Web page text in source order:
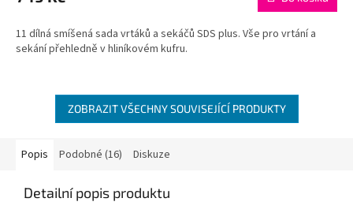
11 dílná smíšená sada vrtáků a sekáčů SDS plus. Vše pro vrtání a
sekání přehledně v hliníkovém kufru.
ZOBRAZIT VŠECHNY SOUVISEJÍCÍ PRODUKTY
Popis Podobné (16) Diskuze
Detailní popis produktu